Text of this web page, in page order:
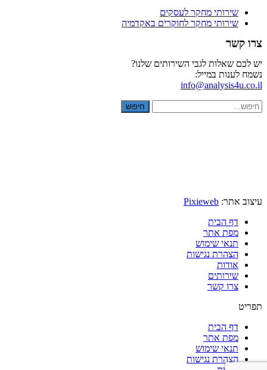
שירותי מחקר לעסקים
שירותי מחקר לחוקרים באקדמיה
צרו קשר
יש לכם שאלות לגבי השירותים שלנו?
נשמח לענות במייל:
info@analysis4u.co.il
חיפוש
עיצוב אתר: Pixieweb
דף הבית
מפת אתר
תנאי שימוש
הצהרת נגישות
אודות
שירותים
צרו קשר
תפריט
דף הבית
מפת אתר
תנאי שימוש
הצהרת נגישות